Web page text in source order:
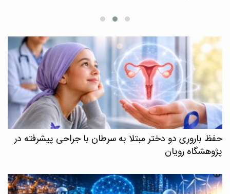
حفظ باروری دو دختر مبتلا به سرطان با جراحی پیشرفته در
پژوهشگاه رویان